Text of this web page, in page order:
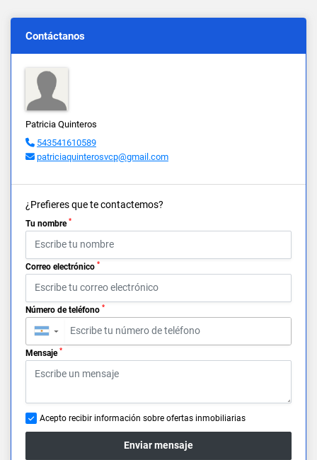
Contáctanos
Patricia Quinteros
543541610589
patriciaquinterosvcp@gmail.com
¿Prefieres que te contactemos?
Tu nombre *
Correo electrónico *
Número de teléfono *
▼
Mensaje *
Acepto recibir información sobre ofertas inmobiliarias
Enviar mensaje